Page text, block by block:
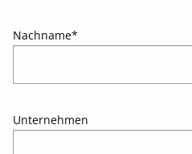
Nachname*
Unternehmen